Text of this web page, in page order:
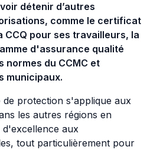
détenir d’autres
comme le certificat
CCQ pour ses travailleurs, la
d'assurance qualité
normes du CCMC et
municipaux.
de protection s'applique aux
les autres régions en
aux
tout particulièrement pour